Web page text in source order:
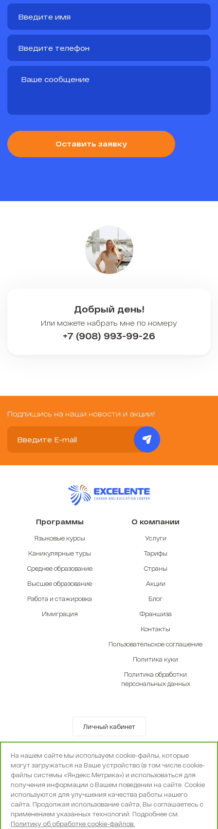
Оставить заявку
Добрый день!
Или можете набрать мне по номеру
+7 (908) 993-99-26
Подпишись на наши новости и акции!
Программы
Языковые курсы
Каникулярные туры
Среднее образование
Высшее образование
Работа и стажировка
Имиграция
О компании
Услуги
Тарифы
Страны
Акции
Блог
Франшиза
Контакты
Пользовательское соглашение
Политика куки
Политика обработки
персональных данных
Личный кабинет
© OOO «Экселенте» 2010-2026 г.
Политика конфиденциальности
Поддержка и сопровождение -Вебпространство
На нашем сайте мы используем cookie-файлы, которые
могут загружаться на Ваше устройство (в том числе cookie-
файлы системы «Яндекс.Метрика») и использоваться для
получения информации о Вашем поведении на сайте. Cookie
используются для улучшения качества работы нашего
сайта. Продолжая использование сайта, Вы соглашаетесь с
применением указанных технологий. Подробнее см.
Политику об обработке cookie-файлов.